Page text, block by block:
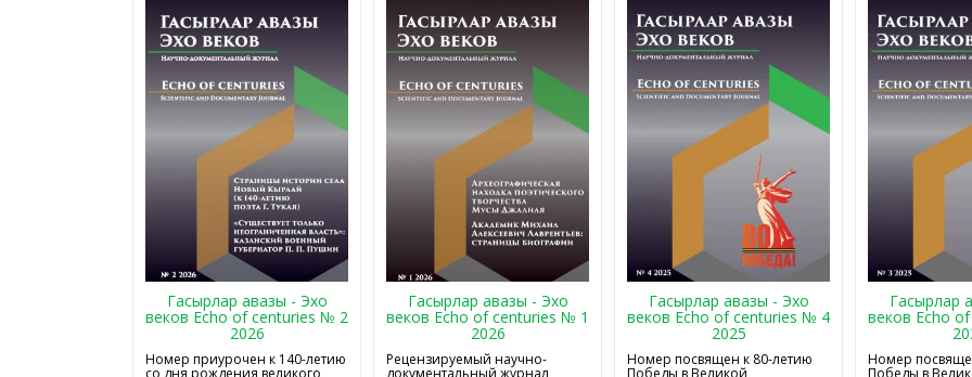
Гасырлар авазы - Эхо
веков Echo of centuries № 2
2026
Номер приурочен к 140-летию
Гасырлар авазы - Эхо
веков Echo of centuries № 1
2026
Рецензируемый научно-
Гасырлар авазы - Эхо
веков Echo of centuries № 4
2025
Номер посвящен к 80-летию
Гасырлар
веков Echo
Номер